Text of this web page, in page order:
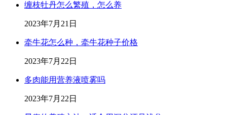
缠枝牡丹怎么繁殖，怎么养
2023年7月21日
牵牛花怎么种，牵牛花种子价格
2023年7月22日
多肉能用营养液喷雾吗
2023年7月22日